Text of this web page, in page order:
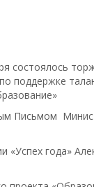
состоялось
поддержке
Письмом
«Успех года»